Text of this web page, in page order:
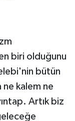
biri olduğunu
bütün
ne kalem ne
Artık biz